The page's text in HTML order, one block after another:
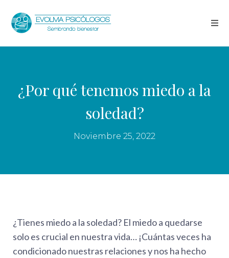
¿Por qué tenemos miedo a la
soledad?
Noviembre 25, 2022
¿Tienes miedo a la soledad? El miedo a quedarse
solo es crucial en nuestra vida… ¡Cuántas veces ha
condicionado nuestras relaciones y nos ha hecho